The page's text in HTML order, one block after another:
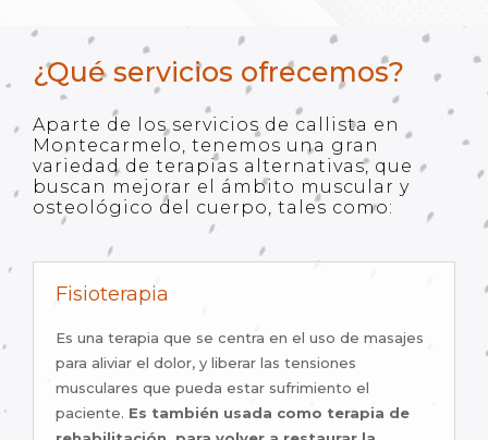
¿Qué servicios ofrecemos?
Aparte de los servicios de callista en
Montecarmelo, tenemos una gran
variedad de terapias alternativas, que
buscan mejorar el ámbito muscular y
osteológico del cuerpo, tales como:
Fisioterapia
Es una terapia que se centra en el uso de masajes
para aliviar el dolor, y liberar las tensiones
musculares que pueda estar sufrimiento el
paciente. Es también usada como terapia de